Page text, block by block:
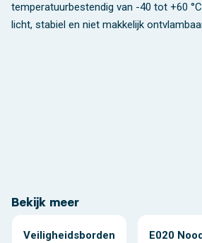
temperatuurbestendig van -40 tot +60
licht, stabiel en niet makkelijk
Bekijk meer
Veiligheidsborden E020